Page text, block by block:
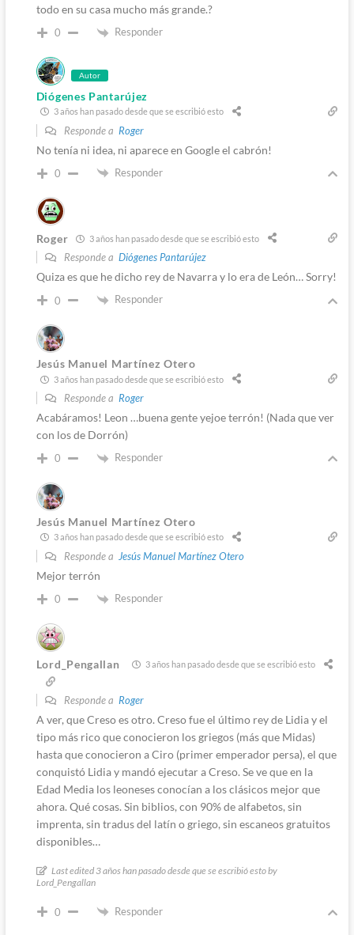
todo en su casa mucho más grande.?
0 Responder
Autor
Diógenes Pantarújez
3 años han pasado desde que se escribió esto
Responde a Roger
No tenía ni idea, ni aparece en Google el cabrón!
0 Responder
Roger 3 años han pasado desde que se escribió esto
Responde a Diógenes Pantarújez
Quiza es que he dicho rey de Navarra y lo era de León… Sorry!
0 Responder
Jesús Manuel Martínez Otero
3 años han pasado desde que se escribió esto
Responde a Roger
Acabáramos! Leon …buena gente yejoe terrón! (Nada que ver
con los de Dorrón)
0 Responder
Jesús Manuel Martínez Otero
3 años han pasado desde que se escribió esto
Responde a Jesús Manuel Martínez Otero
Mejor terrón
0 Responder
Lord_Pengallan 3 años han pasado desde que se escribió esto
Responde a Roger
A ver, que Creso es otro. Creso fue el último rey de Lidia y el
tipo más rico que conocieron los griegos (más que Midas)
hasta que conocieron a Ciro (primer emperador persa), el que
conquistó Lidia y mandó ejecutar a Creso. Se ve que en la
Edad Media los leoneses conocían a los clásicos mejor que
ahora. Qué cosas. Sin biblios, con 90% de alfabetos, sin
imprenta, sin tradus del latín o griego, sin escaneos gratuitos
disponibles…
Last edited 3 años han pasado desde que se escribió esto by
Lord_Pengallan
0 Responder